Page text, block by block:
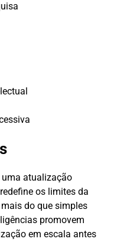
uma atualização
os limites da
do que simples
promovem
em escala antes